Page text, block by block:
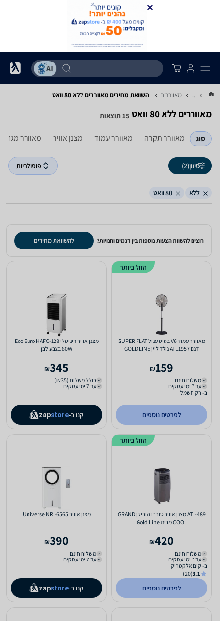
... מאווררים השוואת מחירים מאווררים ‏ללא ‏80 ‏וואט
מאווררים ‏ללא ‏80 ‏וואט 15 תוצאות
סוג מאוורר תקרה מאוורר עמוד מצנן אוויר מאוורר מגדל
סינון(2) פופולריות
ללא 80 וואט
רוצים להשוות הצעות נוספות בין דגמים וחנויות? להשוואת מחירים
מאוורר עמוד V6 בסיס עגול SUPER FLAT
דגם ATL1957 גולד ליין GOLD LINE
159
₪
משלוח חינם
עד 7 ימי עסקים
ב- רק חשמל
לפרטים נוספים
הזול ביותר
מצנן אוויר דיגיטלי Eco Euro HAFC-128
80W בצבע לבן
345
₪
כולל משלוח (₪35)
עד 7 ימי עסקים
קנו ב- zapstore
ATL-489 מצנן אוויר טורבו הוריקן GRAND
COOL מבית Gold Line
420
₪
משלוח חינם
עד 7 ימי עסקים
ב- קים אלקטריק
3.1
(20)
לפרטים נוספים
הזול ביותר
‏מצנן אוויר Universe NRI-6565
390
₪
משלוח חינם
עד 7 ימי עסקים
קנו ב- zapstore